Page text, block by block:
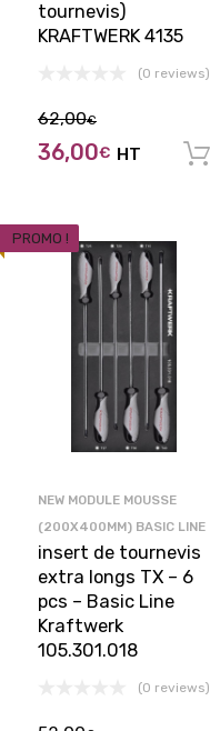
tournevis)
KRAFTWERK 4135
(0 reviews)
62,00€
36,00€ HT
PROMO !
NEW MODULE MOUSSE
(200X400MM) BASIC LINE
insert de tournevis
extra longs TX – 6
pcs – Basic Line
Kraftwerk
105.301.018
(0 reviews)